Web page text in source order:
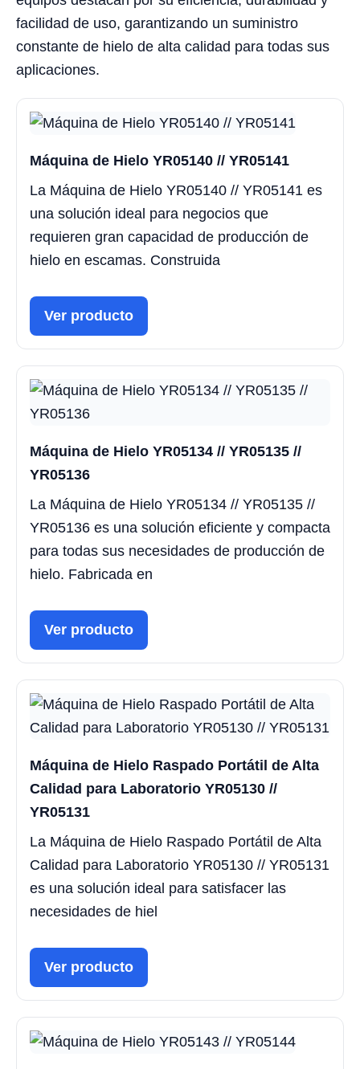
facilidad de uso, garantizando un suministro
constante de hielo de alta calidad para todas sus
aplicaciones.
Máquina de Hielo YR05140 // YR05141
La Máquina de Hielo YR05140 // YR05141 es
una solución ideal para negocios que
requieren gran capacidad de producción de
hielo en escamas. Construida
Ver producto
Máquina de Hielo YR05134 // YR05135 //
YR05136
La Máquina de Hielo YR05134 // YR05135 //
YR05136 es una solución eficiente y compacta
para todas sus necesidades de producción de
hielo. Fabricada en
Ver producto
Máquina de Hielo Raspado Portátil de Alta
Calidad para Laboratorio YR05130 //
YR05131
La Máquina de Hielo Raspado Portátil de Alta
Calidad para Laboratorio YR05130 // YR05131
es una solución ideal para satisfacer las
necesidades de hiel
Ver producto